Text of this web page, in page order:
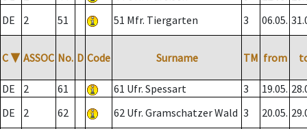
DE
2 51 51 Mfr. Tiergarten 3 06.05.
C ▼ ASSOC No. D Code Surname TM from
DE 2 61 61 Ufr. Spessart 3 19.05.
DE
2 62 62 Ufr. Gramschatzer Wald 3 20.05.